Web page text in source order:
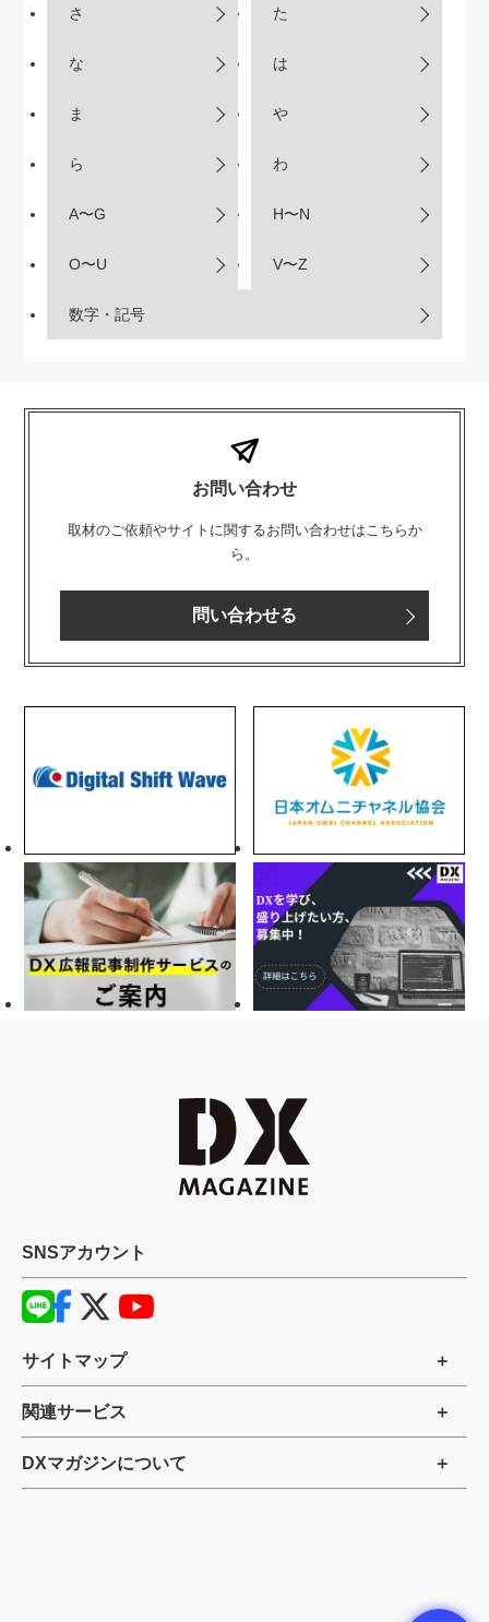
さ た
な は
ま や
ら わ
A〜G H〜N
O〜U V〜Z
数字・記号
お問い合わせ
取材のご依頼やサイトに関するお問い合わせはこちらか
ら。
問い合わせる
SNSアカウント
サイトマップ
関連サービス
DXマガジンについて